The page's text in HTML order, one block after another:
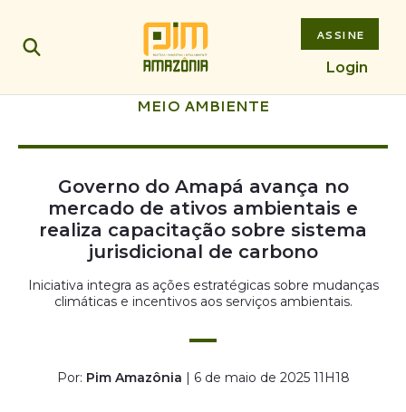
ASSINE
Login
MEIO AMBIENTE
Governo do Amapá avança no
mercado de ativos ambientais e
realiza capacitação sobre sistema
jurisdicional de carbono
Iniciativa integra as ações estratégicas sobre mudanças
climáticas e incentivos aos serviços ambientais.
Por: Pim Amazônia | 6 de maio de 2025 11H18